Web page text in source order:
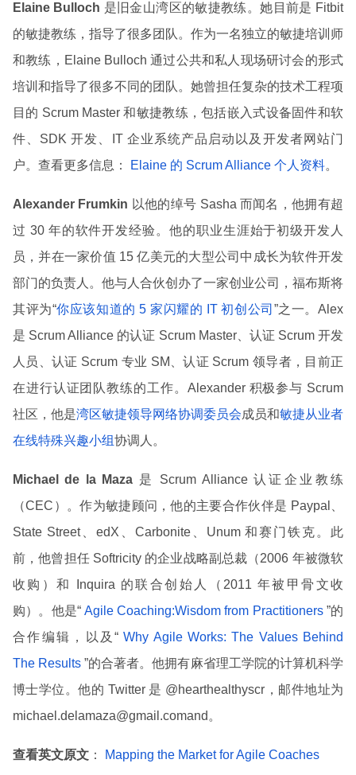
Elaine Bulloch 是旧金山湾区的敏捷教练。她目前是 Fitbit
的敏捷教练，指导了很多团队。作为一名独立的敏捷培训师
和教练，Elaine Bulloch 通过公共和私人现场研讨会的形式
培训和指导了很多不同的团队。她曾担任复杂的技术工程项
目的 Scrum Master 和敏捷教练，包括嵌入式设备固件和软
件、SDK 开发、IT 企业系统产品启动以及开发者网站门
户。查看更多信息：
Elaine 的 Scrum Alliance 个人资料。
Alexander Frumkin 以他的绰号 Sasha 而闻名，他拥有超
过 30 年的软件开发经验。他的职业生涯始于初级开发人
员，并在一家价值 15 亿美元的大型公司中成长为软件开发
部门的负责人。他与人合伙创办了一家创业公司，福布斯将
其评为“你应该知道的 5 家闪耀的 IT 初创公司 ”之一。Alex
是 Scrum Alliance 的认证 Scrum Master、认证 Scrum 开发
人员、认证 Scrum 专业 SM、认证 Scrum 领导者，目前正
在进行认证团队教练的工作。Alexander 积极参与 Scrum
社区，他是湾区敏捷领导网络协调委员会成员和敏捷从业者
在线特殊兴趣小组协调人。
Michael de la Maza 是 Scrum Alliance 认证企业教练
（CEC）。作为敏捷顾问，他的主要合作伙伴是 Paypal、
State Street、edX、Carbonite、Unum 和赛门铁克。此
前，他曾担任 Softricity 的企业战略副总裁（2006 年被微软
收购）和 Inquira 的联合创始人（2011 年被甲骨文收
购）。他是“Agile Coaching:Wisdom from Practitioners ”的
合作编辑，以及“ Why Agile Works: The Values Behind
The Results”的合著者。他拥有麻省理工学院的计算机科学
博士学位。他的 Twitter 是 @hearthealthyscr，邮件地址为
michael.delamaza@gmail.comand。
查看英文原文 ： Mapping the Market for Agile Coaches